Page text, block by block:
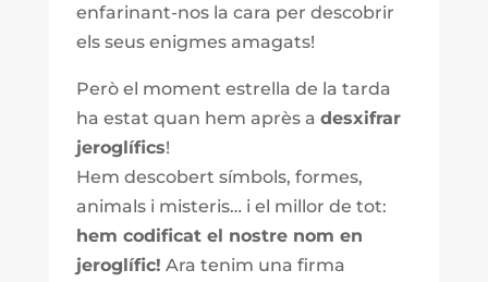
enfarinant-nos la cara per descobrir
els seus enigmes amagats!
Però el moment estrella de la tarda
ha estat quan hem après a desxifrar
jeroglífics!
Hem descobert símbols, formes,
animals i misteris… i el millor de tot:
hem codificat el nostre nom en
jeroglífic! Ara tenim una firma